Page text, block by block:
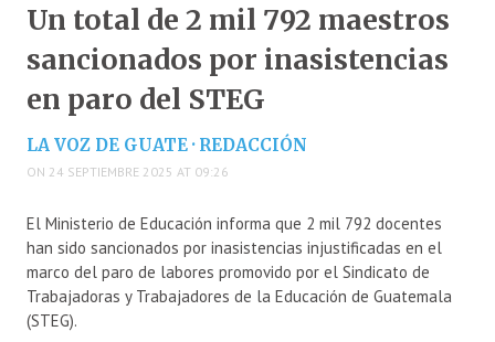
Un total de 2 mil 792 maestros
sancionados por inasistencias
en paro del STEG
LA VOZ DE GUATE · REDACCIÓN
ON 24 SEPTIEMBRE 2025 AT 09:26
El Ministerio de Educación informa que 2 mil 792 docentes
han sido sancionados por inasistencias injustificadas en el
marco del paro de labores promovido por el Sindicato de
Trabajadoras y Trabajadores de la Educación de Guatemala
(STEG).